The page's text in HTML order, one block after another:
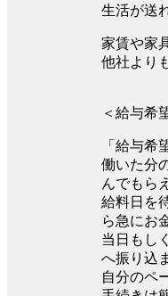
生活が送
家賃や家
他社より
＜給与希
「給与希
働いた分
んでもら
給料日を
ら急にお
当日もし
へ振り込
自分のペ